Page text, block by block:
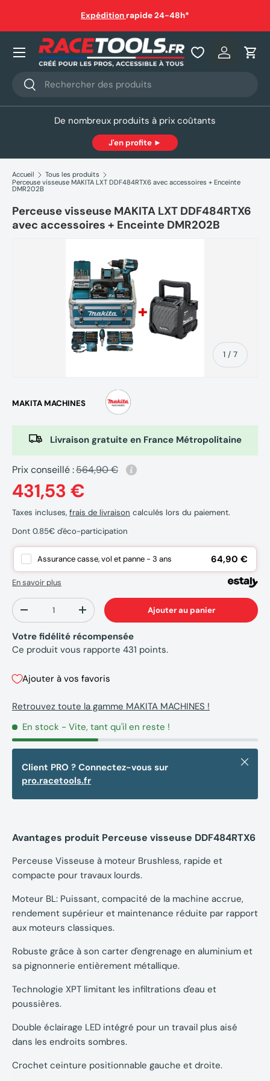
Aller au contenu
Expédition rapide 24-48h*
Recherche
Rechercher
Se
Nos produits
De nombreux produits à prix coûtants
J'en profite ►
Accueil
Tous les produits
Perceuse visseuse MAKITA LXT DDF484RTX6 avec accessoires + Enceinte
DMR202B
Perceuse visseuse MAKITA LXT DDF484RTX6
avec accessoires + Enceinte DMR202B
1 / de
7
MAKITA MACHINES
Livraison gratuite en France Métropolitaine
Prix conseillé :564,90 €
431,53 €
Taxes incluses, frais de livraison calculés lors du paiement.
Dont 0.85€ d'éco-participation
Assurance casse, vol et panne - 3 ans 64,90 €
En savoir plus
Qté
-
+ Ajouter au panier
Votre fidélité récompensée
Ce produit vous rapporte 431 points.
Ajouter à vos favoris
Retrouvez toute la gamme MAKITA MACHINES !
En stock - Vite, tant qu'il en reste !
Client PRO ? Connectez-vous sur
pro.racetools.fr
Fermer
Avantages produit Perceuse visseuse DDF484RTX6
Perceuse Visseuse à moteur Brushless, rapide et
compacte pour travaux lourds.
Moteur BL: Puissant, compacité de la machine accrue,
rendement supérieur et maintenance réduite par rapport
aux moteurs classiques.
Robuste grâce à son carter d'engrenage en aluminium et
sa pignonnerie entièrement métallique.
Technologie XPT limitant les infiltrations d'eau et
poussières.
Double éclairage LED intégré pour un travail plus aisé
dans les endroits sombres.
Crochet ceinture positionnable gauche et droite.